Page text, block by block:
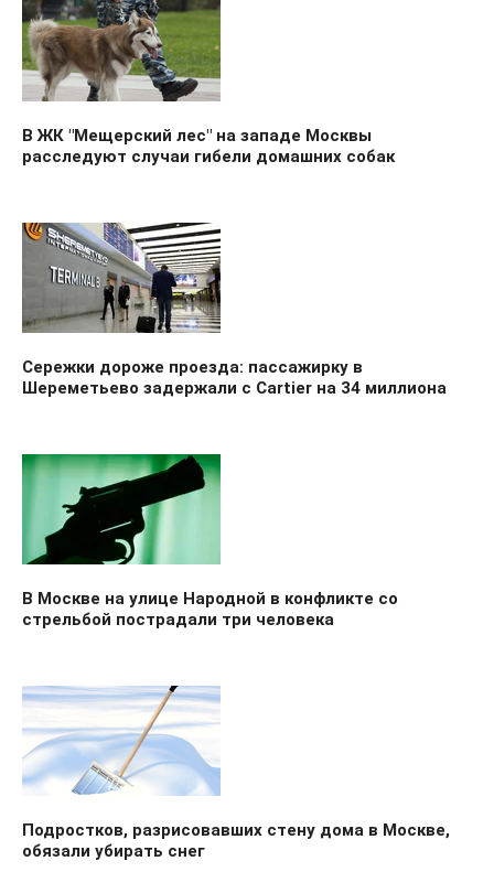
В ЖК "Мещерский лес" на западе Москвы
расследуют случаи гибели домашних собак
Сережки дороже проезда: пассажирку в
Шереметьево задержали с Cartier на 34 миллиона
В Москве на улице Народной в конфликте со
стрельбой пострадали три человека
Подростков, разрисовавших стену дома в Москве,
обязали убирать снег